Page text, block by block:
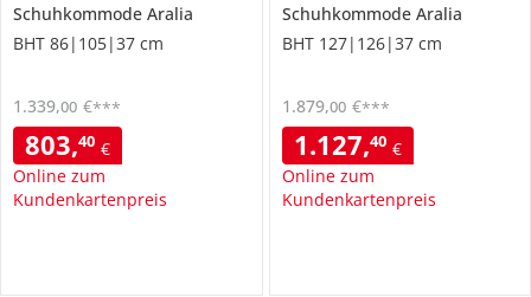
Schuhkommode Aralia
BHT 86|105|37 cm
803,40 €
Online zum
Kundenkartenpreis
1.339,00 €***
Schuhkommode Aralia
BHT 127|126|37 cm
1.127,40 €
Online zum
Kundenkartenpreis
1.879,00 €***